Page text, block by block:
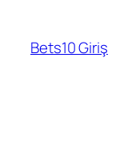
content
Bets10 Giriş